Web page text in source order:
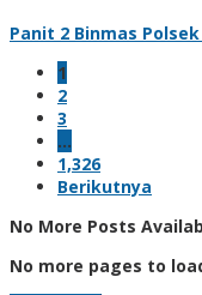
Panit 2 Binmas
1
2
3
…
1,326
Berikutnya
No More Posts
No more pages to